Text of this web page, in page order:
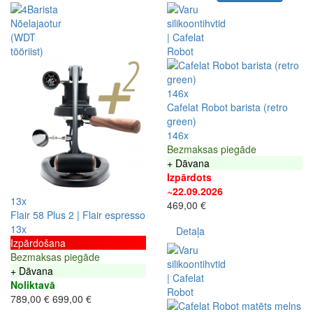
13x
Flair 58 Plus 2 | Flair espresso
13x
Izpārdošana
Bezmaksas piegāde
+ Dāvana
Noliktavā
789,00 € 699,00 €
146x
Cafelat Robot barista (retro
green)
146x
Bezmaksas piegāde
+ Dāvana
Izpārdots
~22.09.2026
469,00 €
Detaļa